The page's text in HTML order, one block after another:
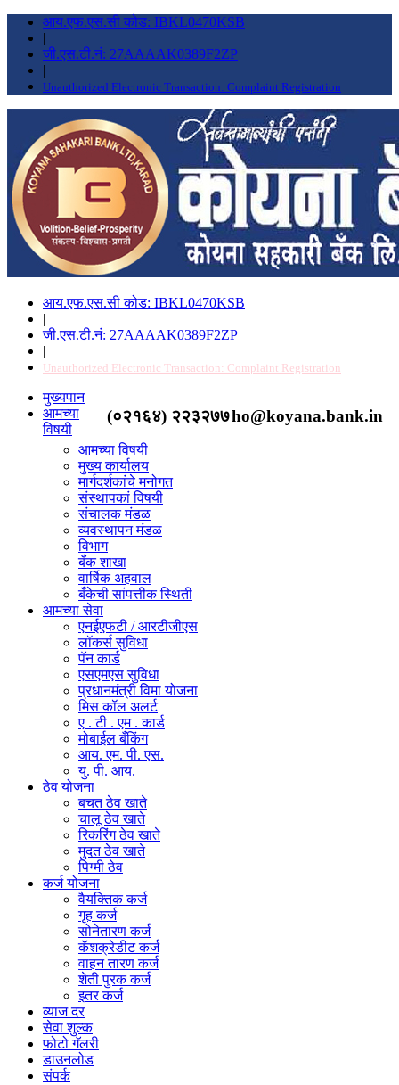
आय.एफ.एस.सी कोड: IBKL0470KSB
|
जी.एस.टी.नं: 27AAAAK0389F2ZP
|
Unauthorized Electronic Transaction: Complaint Registration
आय.एफ.एस.सी कोड: IBKL0470KSB
|
जी.एस.टी.नं: 27AAAAK0389F2ZP
|
Unauthorized Electronic Transaction: Complaint Registration
ho@koyana.bank.in
(०२१६४) २२३२७७
मुख्यपान
आमच्या
विषयी
आमच्या विषयी
मुख्य कार्यालय
मार्गदर्शकांचे मनोगत
संस्थापकां विषयी
संचालक मंडळ
व्यवस्थापन मंडळ
विभाग
बँक शाखा
वार्षिक अहवाल
बँकेची सांपत्तीक स्थिती
आमच्या सेवा
एनईएफटी / आरटीजीएस
लॉकर्स सुविधा
पॅन कार्ड
एसएमएस सुविधा
प्रधानमंत्री विमा योजना
मिस कॉल अलर्ट
ए . टी . एम . कार्ड
मोबाईल बँकिंग
आय. एम. पी. एस.
यु. पी. आय.
ठेव योजना
बचत ठेव खाते
चालू ठेव खाते
रिकरिंग ठेव खाते
मुदत ठेव खाते
पिग्मी ठेव
कर्ज योजना
वैयक्तिक कर्ज
गृह कर्ज
सोनेतारण कर्ज
कॅशक्रेडीट कर्ज
वाहन तारण कर्ज
शेती पुरक कर्ज
इतर कर्ज
व्याज दर
सेवा शुल्क
फोटो गॅलरी
डाउनलोड
संपर्क